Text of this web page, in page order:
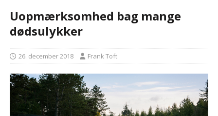
Uopmærksomhed bag mange
dødsulykker
26. december 2018 Frank Toft